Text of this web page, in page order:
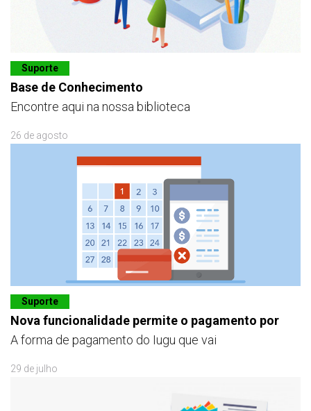
Suporte
Base de Conhecimento
Encontre aqui na nossa biblioteca
26 de agosto
Suporte
Nova funcionalidade permite o pagamento por
A forma de pagamento do Iugu que vai
29 de julho